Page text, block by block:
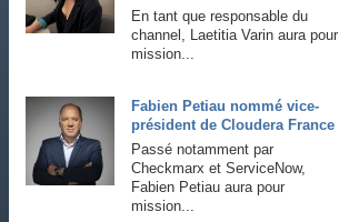
En tant que responsable du
channel, Laetitia Varin aura pour
mission...
Fabien Petiau nommé vice-
président de Cloudera France
Passé notamment par
Checkmarx et ServiceNow,
Fabien Petiau aura pour
mission...